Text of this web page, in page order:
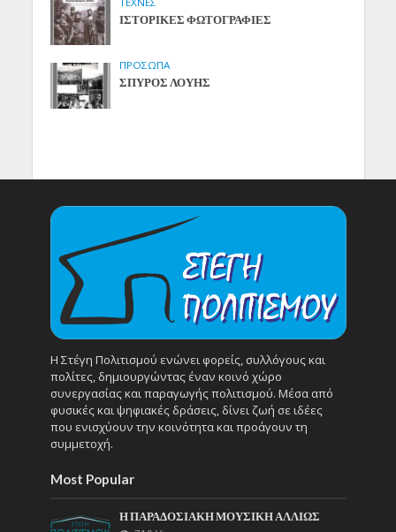
ΙΣΤΟΡΙΚΕΣ ΦΩΤΟΓΡΑΦΙΕΣ
ΠΡΟΣΩΠΑ
ΣΠΥΡΟΣ ΛΟΥΗΣ
Η Στέγη Πολιτισμού ενώνει φορείς, συλλόγους και
πολίτες, δημιουργώντας έναν κοινό χώρο
συνεργασίας και παραγωγής πολιτισμού. Μέσα από
φυσικές και ψηφιακές δράσεις, δίνει ζωή σε ιδέες
που ενισχύουν την κοινότητα και προάγουν τη
συμμετοχή.
Most Popular
Η ΠΑΡΑΔΟΣΙΑΚΗ ΜΟΥΣΙΚΗ ΑΛΛΙΩΣ